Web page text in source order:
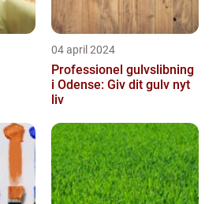
04 april 2024
Professionel gulvslibning
i Odense: Giv dit gulv nyt
liv